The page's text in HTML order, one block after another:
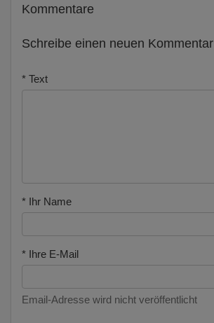
Kommentare
Schreibe einen neuen Kommentar
* Text
* Ihr Name
* Ihre E-Mail
Email-Adresse wird nicht veröffentlicht